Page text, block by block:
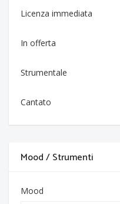
Licenza immediata
In offerta
Strumentale
Cantato
Mood / Strumenti
Mood